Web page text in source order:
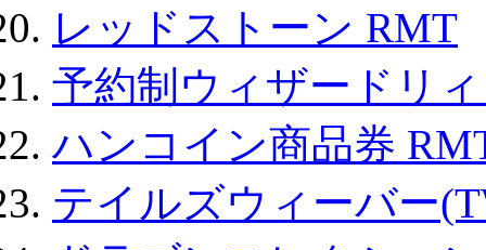
レッドストーン RMT
予約制ウィザードリ
ハンコイン商品券
テイルズウィーバー